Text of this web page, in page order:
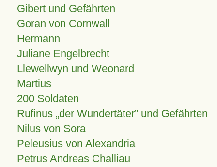
Gibert und Gefährten
Goran von Cornwall
Hermann
Juliane Engelbrecht
Llewellwyn und Weonard
Martius
200 Soldaten
Rufinus „der Wundertäter” und Gefährten
Nilus von Sora
Peleusius von Alexandria
Petrus Andreas Challiau